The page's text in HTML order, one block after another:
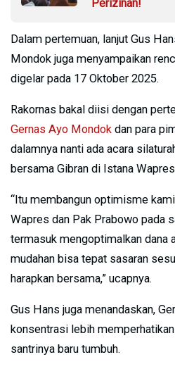
Perizinan!
Dalam pertemuan, lanjut Gus
Mondok juga menyampaikan
digelar pada 17 Oktober 2025.
Rakornas bakal diisi dengan
Gernas Ayo Mondok dan para
dalamnya nanti ada acara
bersama Gibran di Istana
“Itu membangun optimisme
Wapres dan Pak Prabowo pada
termasuk mengoptimalkan dana
mudahan bisa tepat sasaran
harapkan bersama,” ucapnya.
Gus Hans juga menandaskan,
konsentrasi lebih
santrinya baru tumbuh.